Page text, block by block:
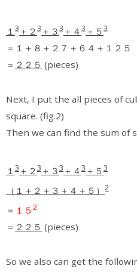
１ 3 ＋２ 3 ＋３3 ＋４3 ＋５3
＝１＋８＋２７＋６４＋１２５
＝ ２２５ (pieces)
Next, I put the all pieces of
square. (fig.2)
Then we can find the sum of
１ 3 ＋２ 3 ＋３3 ＋４3 ＋５3
（１＋２＋３＋４＋５） 2
＝ １５2
＝ ２２５ (pieces)
So we also can get the